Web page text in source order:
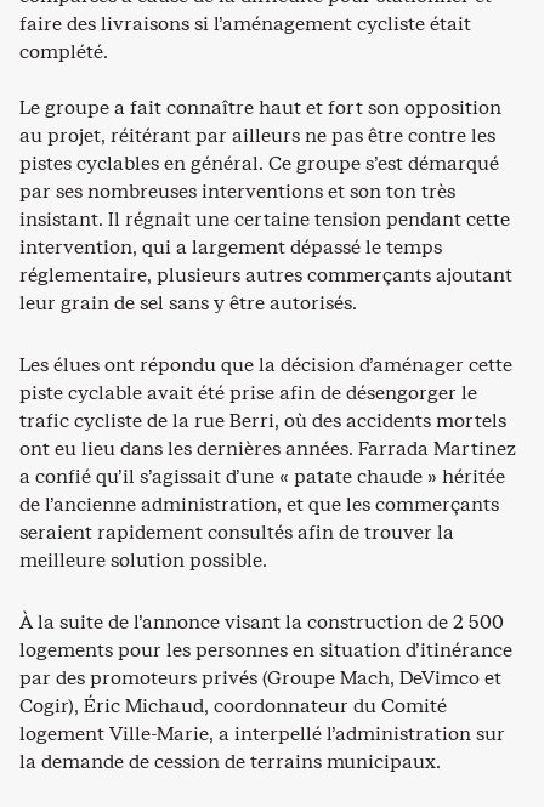
faire des livraisons si l’aménagement cycliste était
complété.
Le groupe a fait connaître haut et fort son opposition
au projet, réitérant par ailleurs ne pas être contre les
pistes cyclables en général. Ce groupe s’est démarqué
par ses nombreuses interventions et son ton très
insistant. Il régnait une certaine tension pendant cette
intervention, qui a largement dépassé le temps
réglementaire, plusieurs autres commerçants ajoutant
leur grain de sel sans y être autorisés.
Les élues ont répondu que la décision d’aménager cette
piste cyclable avait été prise afin de désengorger le
trafic cycliste de la rue Berri, où des accidents mortels
ont eu lieu dans les dernières années. Farrada Martinez
a confié qu’il s’agissait d’une « patate chaude » héritée
de l’ancienne administration, et que les commerçants
seraient rapidement consultés afin de trouver la
meilleure solution possible.
À la suite de l’annonce visant la construction de 2 500
logements pour les personnes en situation d’itinérance
par des promoteurs privés (Groupe Mach, DeVimco et
Cogir), Éric Michaud, coordonnateur du Comité
logement Ville-Marie, a interpellé l’administration sur
la demande de cession de terrains municipaux.